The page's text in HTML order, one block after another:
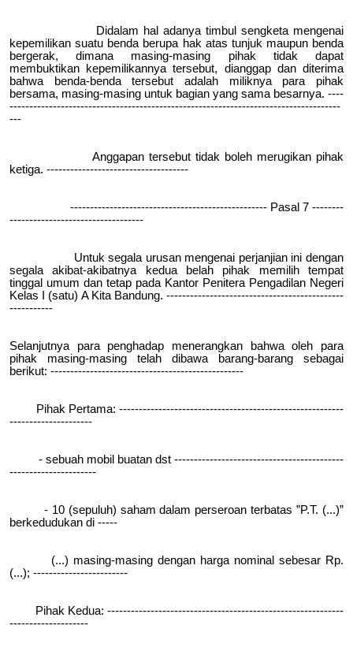
Didalam hal adanya timbul sengketa mengenai
kepemilikan suatu benda berupa hak atas tunjuk maupun benda
bergerak, dimana masing-masing pihak tidak dapat
membuktikan kepemilikannya tersebut, dianggap dan diterima
bahwa benda-benda tersebut adalah miliknya para pihak
bersama, masing-masing untuk bagian yang sama besarnya. ----
------------------------------------------------------------------------------------
---
Anggapan tersebut tidak boleh merugikan pihak
ketiga. ------------------------------------
-------------------------------------------------- Pasal 7 --------
----------------------------------
Untuk segala urusan mengenai perjanjian ini dengan
segala akibat-akibatnya kedua belah pihak memilih tempat
tinggal umum dan tetap pada Kantor Penitera Pengadilan Negeri
Kelas I (satu) A Kita Bandung. ---------------------------------------------
-----------
Selanjutnya para penghadap menerangkan bahwa oleh para
pihak masing-masing telah dibawa barang-barang sebagai
berikut: -------------------------------------------------
Pihak Pertama: ---------------------------------------------------------
---------------------
- sebuah mobil buatan dst -------------------------------------------
----------------------
- 10 (sepuluh) saham dalam perseroan terbatas ”P.T. (...)”
berkedudukan di -----
(...) masing-masing dengan harga nominal sebesar Rp.
(...); ------------------------
Pihak Kedua: ------------------------------------------------------------
--------------------